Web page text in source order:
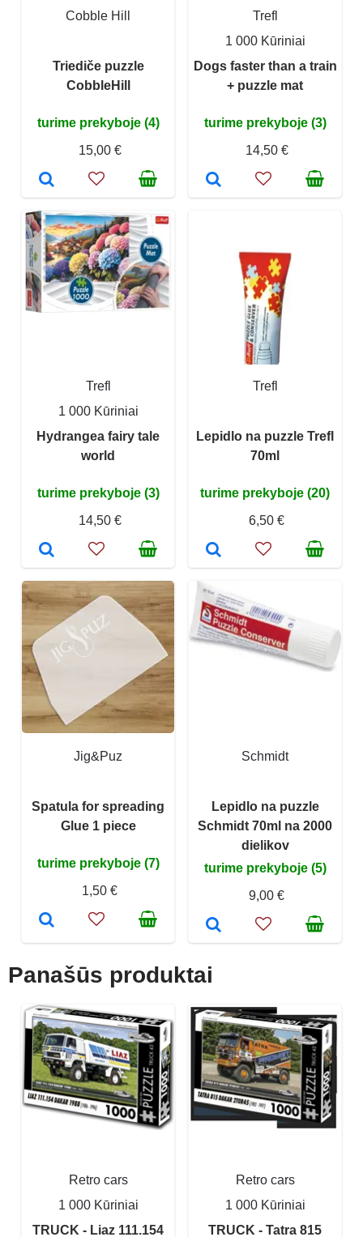
Cobble Hill
Triediče puzzle
CobbleHill
turime prekyboje (4)
15,00 €
Trefl
1 000 Kūriniai
Dogs faster than a train
+ puzzle mat
turime prekyboje (3)
14,50 €
Trefl
1 000 Kūriniai
Hydrangea fairy tale
world
turime prekyboje (3)
14,50 €
Trefl
Lepidlo na puzzle Trefl
70ml
turime prekyboje (20)
6,50 €
Jig&Puz
Spatula for spreading
Glue 1 piece
turime prekyboje (7)
1,50 €
Schmidt
Lepidlo na puzzle
Schmidt 70ml na 2000
dielikov
turime prekyboje (5)
9,00 €
Panašūs produktai
Retro cars
1 000 Kūriniai
TRUCK - Liaz 111.154
Retro cars
1 000 Kūriniai
TRUCK - Tatra 815